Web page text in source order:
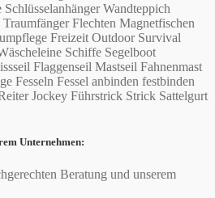
Wandteppich
Flechten Magnetfischen
Freizeit Outdoor Survival
Schiffe Segelboot
Flaggenseil Mastseil Fahnenmast
Fesseln Fessel anbinden festbinden
Jockey Führstrick Strick Sattelgurt
Unternehmen:
Beratung und unserem